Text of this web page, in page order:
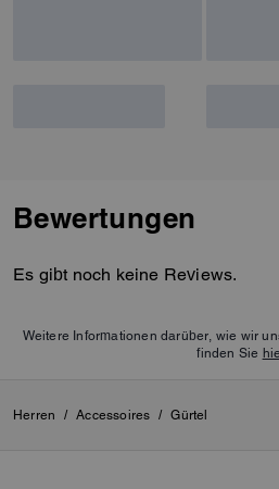
Bewertungen
Es gibt noch keine Reviews.
Weitere Informationen darüber, wie wir
finden Sie
Herren / Accessoires / Gürtel